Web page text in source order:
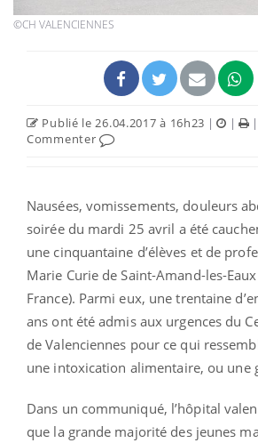
©CH VALENCIENNES
Publié le 26.04.2017 à 16h23 | |
Commenter
Nausées, vomissements, douleurs
soirée du mardi 25 avril a été
une cinquantaine d’élèves et de
Marie Curie de Saint-Amand-les-
France). Parmi eux, une trentaine
ans ont été admis aux urgences du
de Valenciennes pour ce qui
une intoxication alimentaire, ou une
Dans un communiqué, l’hôpital
que la grande majorité des jeunes